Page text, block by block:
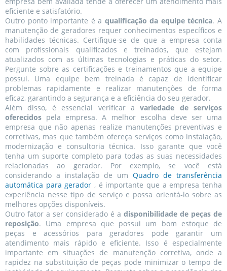
eficiente e satisfatório.
Outro ponto importante é a qualificação da equipe técnica. A
manutenção de geradores requer conhecimentos específicos e
habilidades técnicas. Certifique-se de que a empresa conta
com profissionais qualificados e treinados, que estejam
atualizados com as últimas tecnologias e práticas do setor.
Pergunte sobre as certificações e treinamentos que a equipe
possui. Uma equipe bem treinada é capaz de identificar
problemas rapidamente e realizar manutenções de forma
eficaz, garantindo a segurança e a eficiência do seu gerador.
Além disso, é essencial verificar avariedade de serviços
oferecidos pela empresa. A melhor escolha deve ser uma
empresa que não apenas realize manutenções preventivas e
corretivas, mas que também ofereça serviços como instalação,
modernização e consultoria técnica. Isso garante que você
tenha um suporte completo para todas as suas necessidades
relacionadas ao gerador. Por exemplo, se você está
considerando a instalação de um Quadro de transferência
automática para gerador , é importante que a empresa tenha
experiência nesse tipo de serviço e possa orientá-lo sobre as
melhores opções disponíveis.
Outro fator a ser considerado é a disponibilidade de peças de
reposição. Uma empresa que possui um bom estoque de
peças e acessórios para geradores pode garantir um
atendimento mais rápido e eficiente. Isso é especialmente
importante em situações de manutenção corretiva, onde a
rapidez na substituição de peças pode minimizar o tempo de